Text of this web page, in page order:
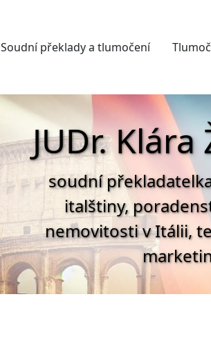
Soudní překlady a tlumočení
JUDr.
soudní
italštiny,
nemovitosti v Itálii,